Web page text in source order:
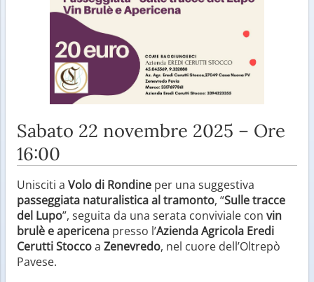
Sabato 22 novembre 2025 – Ore
16:00
Unisciti a Volo di Rondine per una suggestiva
passeggiata naturalistica al tramonto, “Sulle tracce
del Lupo”, seguita da una serata conviviale con vin
brulè e apericena presso l’Azienda Agricola Eredi
Cerutti Stoccoa Zenevredo, nel cuore dell’Oltrepò
Pavese.